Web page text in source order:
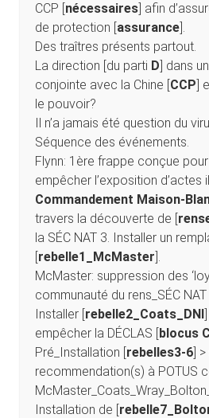
CCP [nécessaires] afin
de protection [assurance].
Des traîtres présents partout.
La direction [du parti D] dans
conjointe avec la Chine [CCP]
le pouvoir?
Il n’a jamais été question du
Séquence des événements.
Flynn: 1ère frappe conçue
empêcher l’exposition d’actes
Commandement Maison-
travers la découverte de [
la SÉC NAT 3. Installer un
[rebelle1_McMaster].
McMaster: suppression des
communauté du rens_SÉC NAT
Installer [rebelle2_Coats_DNI
empêcher la DÉCLAS [blocus
Pré_Installation [rebelles3-6]
recommendation(s) à POTUS
Installation de [